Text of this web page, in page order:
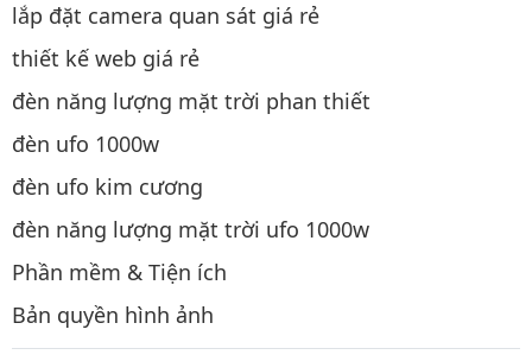
lắp đặt camera quan sát giá rẻ
thiết kế web giá rẻ
đèn năng lượng mặt trời phan thiết
đèn ufo 1000w
đèn ufo kim cương
đèn năng lượng mặt trời ufo 1000w
Phần mềm & Tiện ích
Bản quyền hình ảnh